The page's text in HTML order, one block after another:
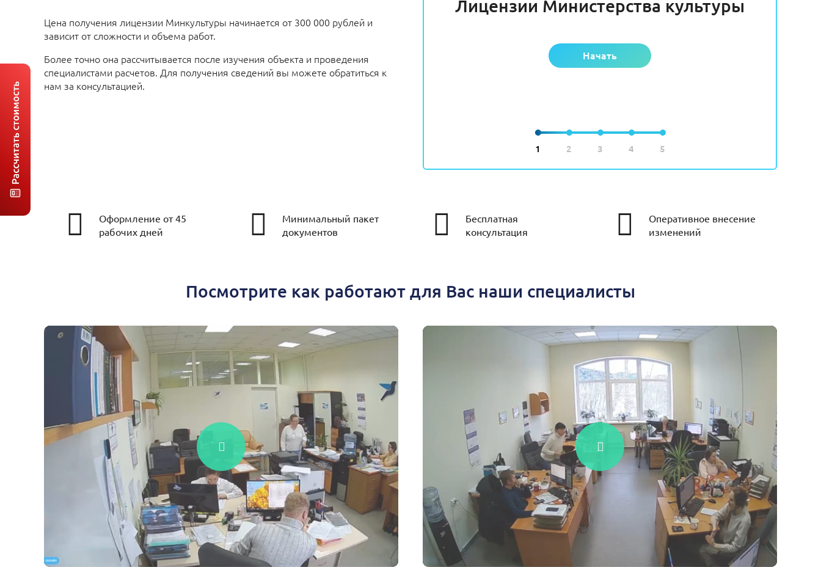
Цена получения лицензии Минкультуры начинается от 300 000 рублей и
зависит от сложности и объема работ.
Более точно она рассчитывается после изучения объекта и проведения
специалистами расчетов. Для получения сведений вы можете обратиться к
нам за консультацией.
1 2 3 4 5
Лицензии Министерства культуры
Начать
Оформление от 45
рабочих дней
Минимальный пакет
документов
Бесплатная
консультация
Оперативное внесение
изменений
Посмотрите как работают для Вас наши специалисты